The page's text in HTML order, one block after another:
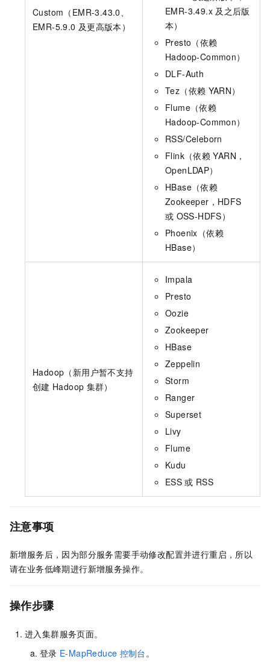
Custom（EMR-3.43.0、
EMR-5.9.0 及更高版本）
EMR-3.49.x 及之后版
本）
Presto（依赖
Hadoop-Common）
DLF-Auth
Tez（依赖 YARN）
Flume（依赖
Hadoop-Common）
RSS/Celeborn
Flink（依赖 YARN，
OpenLDAP）
HBase（依赖
Zookeeper，HDFS
或 OSS-HDFS）
Phoenix（依赖
HBase）
Hadoop（新用户暂不支持
创建 Hadoop 集群）
Impala
Presto
Oozie
Zookeeper
HBase
Zeppelin
Storm
Ranger
Superset
Livy
Flume
Kudu
ESS 或 RSS
注意事项
新增服务后，因为部分服务需要手动修改配置并进行重启，所以
请在业务低峰期进行新增服务操作。
操作步骤
进入集群服务页面。
登录 E-MapReduce 控制台 。